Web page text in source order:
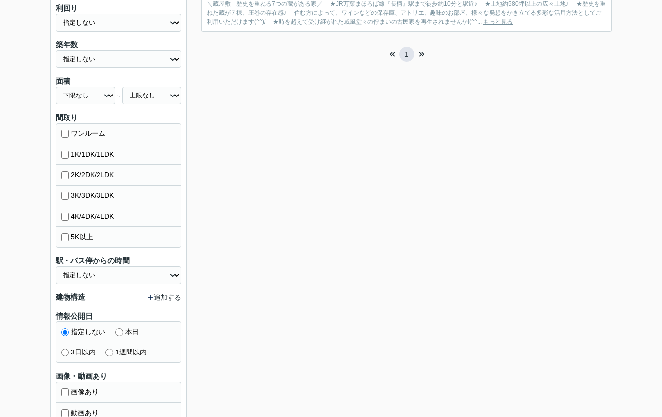
＼蔵屋敷 歴史を重ねる7つの蔵がある家／ ★JR万葉まほろば線『長柄』駅まで徒歩約10分と駅近♪ ★土地約580坪以上の広々土地♪ ★歴史を重
ねた蔵が７棟、圧巻の存在感♪ 住む方によって、ワインなどの保存庫、アトリエ、趣味のお部屋、様々な発想をかき立てる多彩な活用方法としてご
利用いただけます(^^)/ ★時を超えて受け継がれた威風堂々の佇まいの古民家を再生されませんか!(^^... もっと見る
1
利回り
築年数
面積
～
間取り
ワンルーム
1K/1DK/1LDK
2K/2DK/2LDK
3K/3DK/3LDK
4K/4DK/4LDK
5K以上
駅・バス停からの時間
建物構造 追加する
情報公開日
指定しない 本日
3日以内 1週間以内
画像・動画あり
画像あり
動画あり